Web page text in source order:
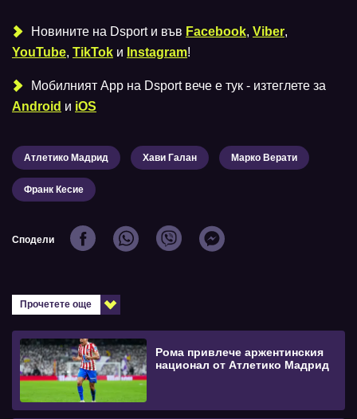
Новините на Dsport и във Facebook, Viber,
YouTube, TikTok и Instagram!
Мобилният Аpp на Dsport вече е тук - изтеглете за
Android и iOS
Атлетико Мадрид Хави Галан Марко Верати
Франк Кесие
Сподели
Прочетете още
Рома привлече аржентинския
национал от Атлетико Мадрид